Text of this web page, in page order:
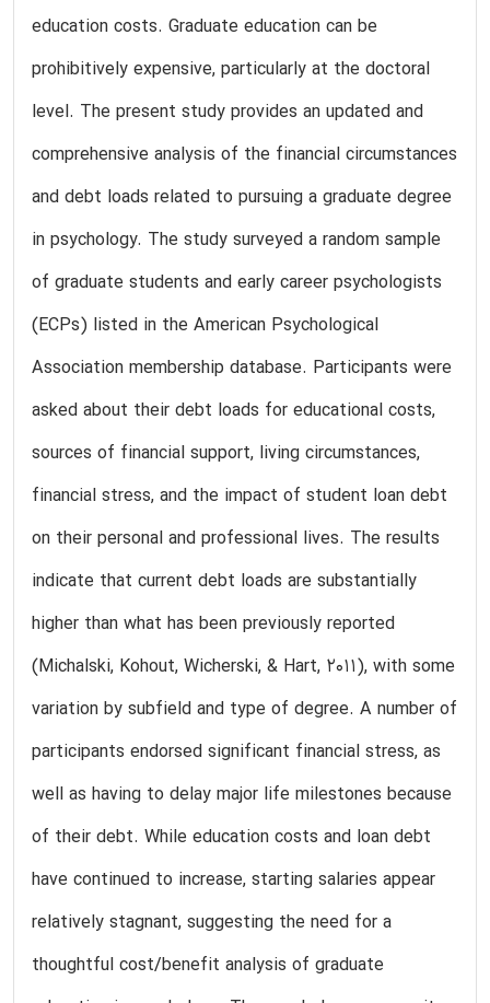
education costs. Graduate education can be
prohibitively expensive, particularly at the doctoral
level. The present study provides an updated and
comprehensive analysis of the financial circumstances
and debt loads related to pursuing a graduate degree
in psychology. The study surveyed a random sample
of graduate students and early career psychologists
(ECPs) listed in the American Psychological
Association membership database. Participants were
asked about their debt loads for educational costs,
sources of financial support, living circumstances,
financial stress, and the impact of student loan debt
on their personal and professional lives. The results
indicate that current debt loads are substantially
higher than what has been previously reported
(Michalski, Kohout, Wicherski, & Hart, 2011), with some
variation by subfield and type of degree. A number of
participants endorsed significant financial stress, as
well as having to delay major life milestones because
of their debt. While education costs and loan debt
have continued to increase, starting salaries appear
relatively stagnant, suggesting the need for a
thoughtful cost/benefit analysis of graduate